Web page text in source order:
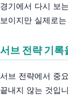
경기에서 다시 보
보이지만 실제로
서브 전략 기록
서브 전략에서 중
끝내지 않는 것입